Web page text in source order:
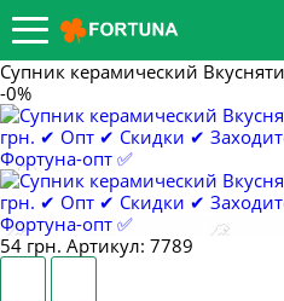
Супник керамический
-0%
54 грн. Артикул: 7789
НОВОЕ
КУХОННЫХ
ТЕРМОКРУЖЕК
НОВОЕ
ПЛАСТИКА 02.12.2022
НОВОЕ
СТЕКЛЯННОЙ
ПОСТУПЛЕНИЕ